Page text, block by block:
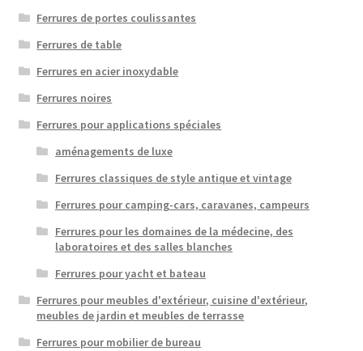
Ferrures de portes coulissantes
Ferrures de table
Ferrures en acier inoxydable
Ferrures noires
Ferrures pour applications spéciales
aménagements de luxe
Ferrures classiques de style antique et vintage
Ferrures pour camping-cars, caravanes, campeurs
Ferrures pour les domaines de la médecine, des
laboratoires et des salles blanches
Ferrures pour yacht et bateau
Ferrures pour meubles d'extérieur, cuisine d'extérieur,
meubles de jardin et meubles de terrasse
Ferrures pour mobilier de bureau